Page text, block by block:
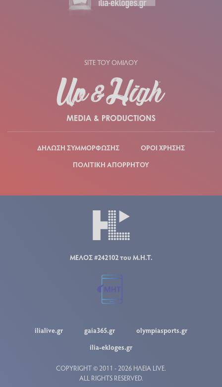
SITE ΤΟΥ ΟΜΙΛΟΥ
ΔΗΛΩΣΗ ΣΥΜΜΟΡΦΩΣΗΣ
ΟΡΟΙ ΧΡΗΣΗΣ
ΠΟΛΙΤΙΚΗ ΑΠΟΡΡΗΤΟΥ
ΜΕΛΟΣ #242102 του Μ.Η.Τ.
ilialive.gr gaia365.gr
olympiasports.gr
ilia-ekloges.gr
COPYRIGHT © 2011 - 2026 ΗΛΕΙΑ LIVE.
ALL RIGHTS RESERVED.